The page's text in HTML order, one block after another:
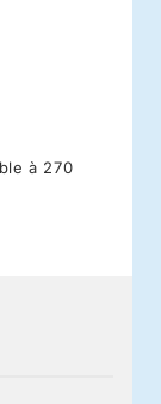
à 270